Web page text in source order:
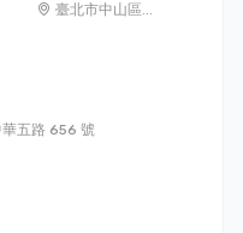
臺北市中山區敬
五路 656 號